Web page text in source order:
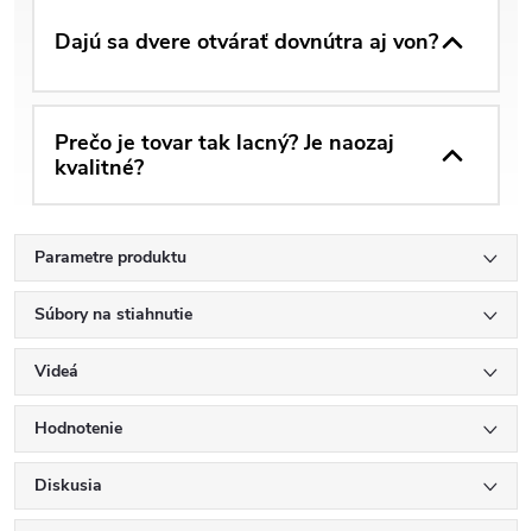
Dajú sa dvere otvárať dovnútra aj von?
Prečo je tovar tak lacný? Je naozaj
kvalitné?
Parametre produktu
Súbory na stiahnutie
Videá
Hodnotenie
Diskusia